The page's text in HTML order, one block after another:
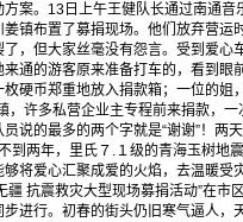
案。13日上午王健队长通过南通
镇布置了募捐现场。他们放弃营
，但大家丝毫没有怨言。受到爱
通的游客原来准备打车的，看到
枚硬币郑重地放入捐款箱；一位的
，许多私营企业主专程前来捐款，
说的最多的两个字就是“谢谢”！两
两年，里氏７.１级的青海玉树地
将爱心汇聚成爱的火焰，去温暖
抗震救灾大型现场募捐活动”在
进行。初春的街头仍旧寒气逼人